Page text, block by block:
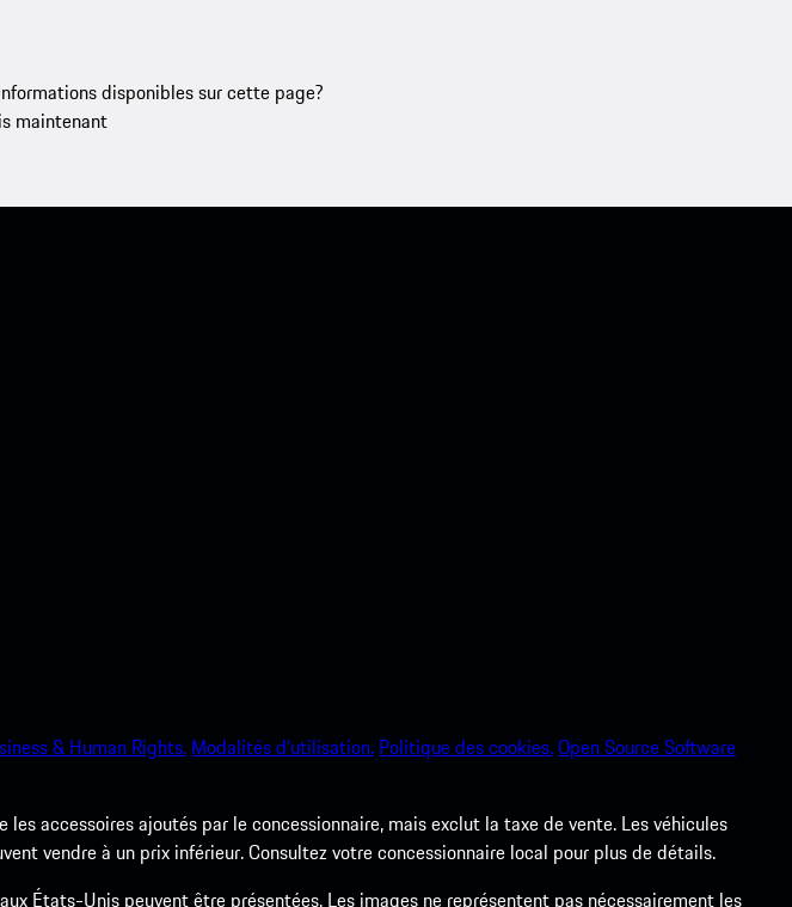
disponibles sur cette page?
maintenant
& Human Rights. Modalités d’utilisation. Politique des cookies.Open Source Software
accessoires ajoutés par le concessionnaire, mais exclut la taxe de vente. Les véhicules
vendre à un prix inférieur. Consultez votre concessionnaire local pour plus de détails.
États-Unis peuvent être présentées. Les images ne représentent pas nécessairement les